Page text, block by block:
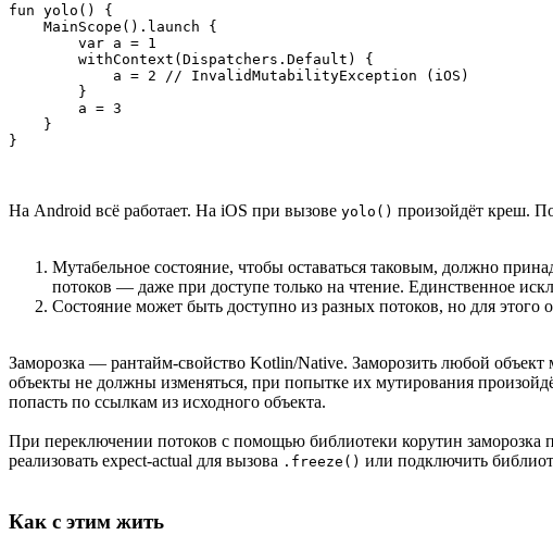
fun yolo() {
    MainScope().launch {
        var a = 1
        withContext(Dispatchers.Default) {
            a = 2 // InvalidMutabilityException (iOS)
        }
        a = 3
    }
}
На Android всё работает. На iOS при вызове yolo() произойдёт креш.
Мутабельное состояние, чтобы оставаться таковым, должно
потоков — даже при доступе только на чтение. Единственное
Состояние может быть доступно из разных потоков, но для
Заморозка — рантайм-свойство Kotlin/Native. Заморозить любой
объекты не должны изменяться, при попытке их мутирования
попасть по ссылкам из исходного объекта.
При переключении потоков с помощью библиотеки корутин заморозка
реализовать expect-actual для вызова .freeze() или подключить
Как с этим жить